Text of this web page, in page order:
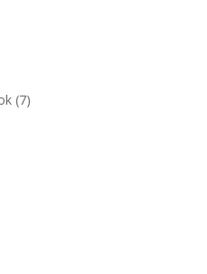
(7)